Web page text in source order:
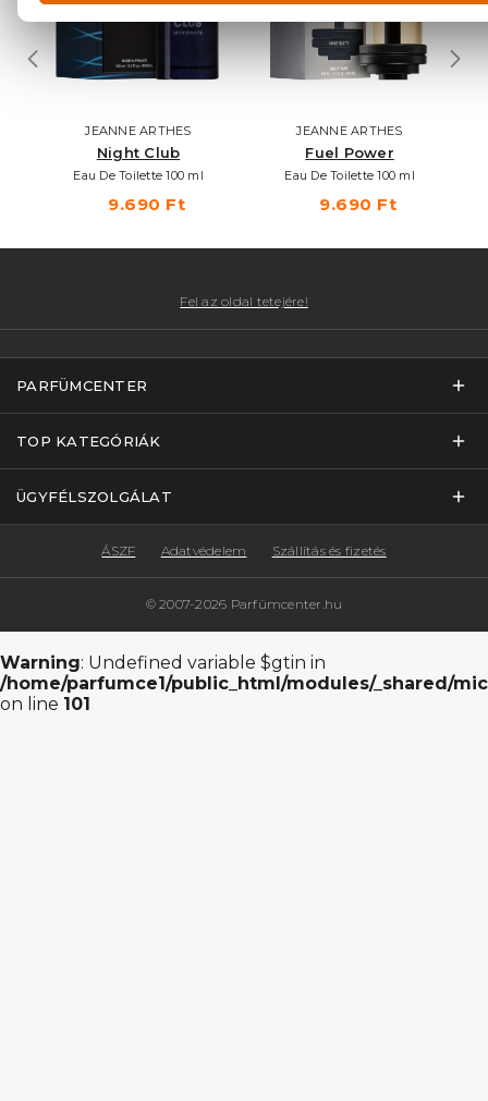
JEANNE ARTHES
Night Club
Eau De Toilette 100 ml
9.690 Ft
JEANNE ARTHES
Fuel Power
Eau De Toilette 100 ml
9.690 Ft
Fel az oldal tetejére!
PARFÜMCENTER
TOP KATEGÓRIÁK
ÜGYFÉLSZOLGÁLAT
© 2007-2026 Parfümcenter.hu
ÁSZF Adatvédelem Szállítás és fizetés
Warning: Undefined variable $gtin in
/home/parfumce1/public_html/modules/_shared/
on line 101